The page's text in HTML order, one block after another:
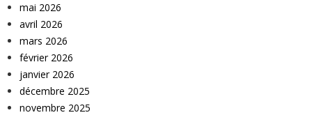
mai 2026
avril 2026
mars 2026
février 2026
janvier 2026
décembre 2025
novembre 2025